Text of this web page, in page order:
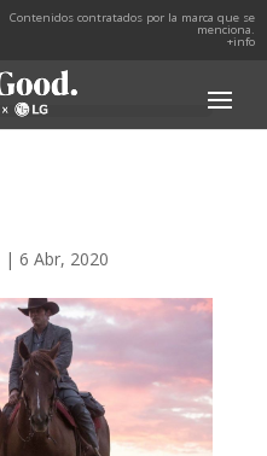
Contenidos contratados por la marca que se
menciona.
+info
| 6 Abr, 2020